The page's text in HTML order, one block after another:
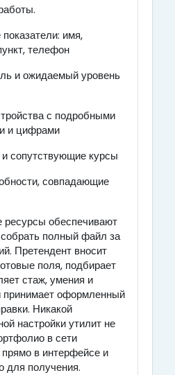
имя,
телефон
и ожидаемый уровень
с подробными
и цифрами
сопутствующие курсы
совпадающие
обеспечивают
полный файл за
Претендент вносит
поля, подбирает
стаж, умения и
оформленный
Никакой
настройки утилит не
в сети
прямо в интерфейсе и
для получения.